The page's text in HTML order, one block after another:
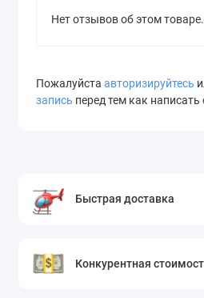
Нет отзывов об этом товаре.
Пожалуйста авторизируйтесь
запись перед тем как
Быстрая доставка
Конкурентная